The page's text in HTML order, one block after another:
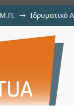
→ Ιδρυματικό